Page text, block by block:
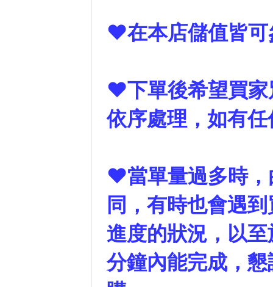
❤在本店儲值皆
❤下單後希望買家
依序處理，如有
❤當單量過多時，
同，有時也會遇
進度的狀況，以
分鐘內能完成，